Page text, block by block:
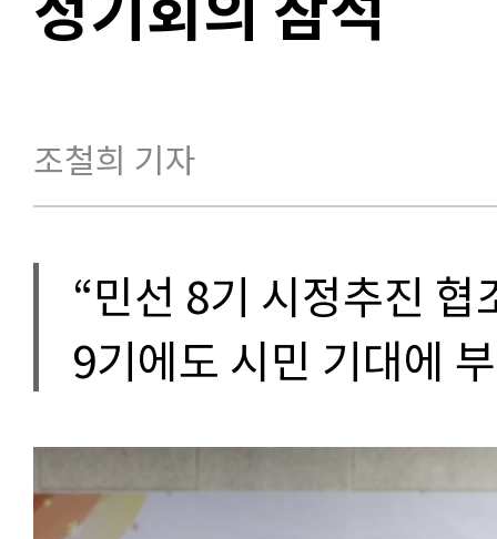
조철희 기자
“민선 8기 시정추진
9기에도 시민 기대에